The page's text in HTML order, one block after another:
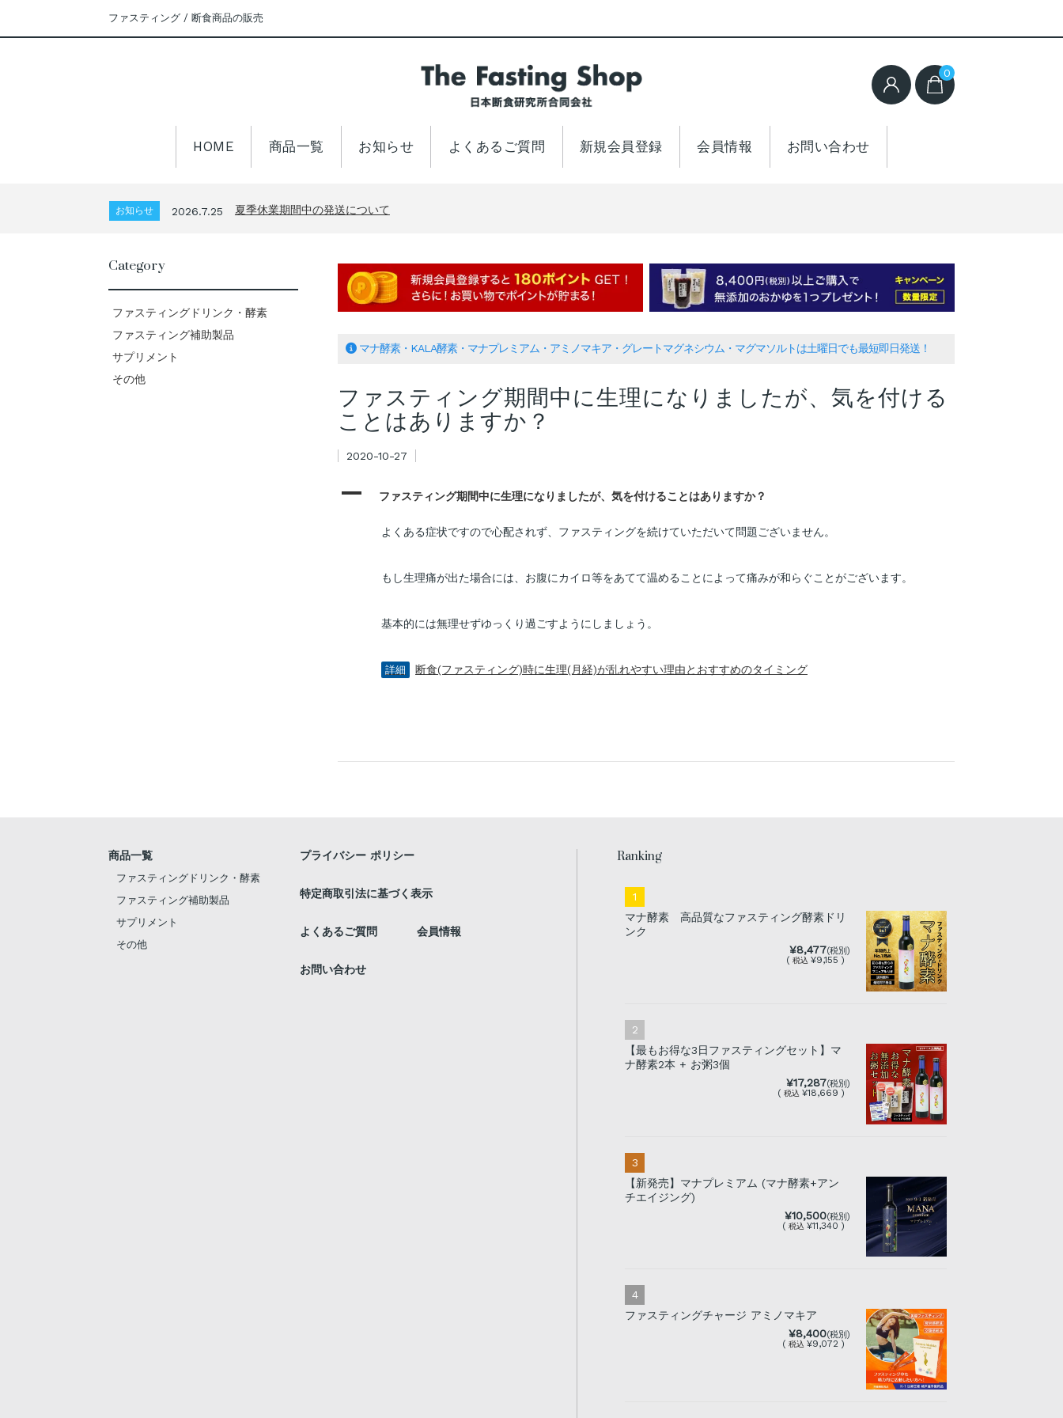
ファスティング / 断食商品の販売
0
HOME 商品一覧 お知らせ よくあるご質問 新規会員登録 会員情報 お問い合わせ
2026.7.25 夏季休業期間中の発送について
お知らせ 2026.7.25 夏季休業期間中の発送について
マナ酵素・KALA酵素・マナプレミアム・アミノマキア・グレートマグネシウム・マグマソルトは土曜日でも最短即日発送！
ファスティング期間中に生理になりましたが、気を付ける
ことはありますか？
2020-10-27
A ファスティング期間中に生理になりましたが、気を付けることはありますか？
よくある症状ですので心配されず、ファスティングを続けていただいて問題ございません。
もし生理痛が出た場合には、お腹にカイロ等をあてて温めることによって痛みが和らぐことがございます。
基本的には無理せずゆっくり過ごすようにしましょう。
断食(ファスティング)時に生理(月経)が乱れやすい理由とおすすめのタイミング
Category
ファスティングドリンク・酵素
ファスティング補助製品
サプリメント
その他
Ranking
マナ酵素 高品質なファスティング酵素ドリ
ンク
¥8,477(税別)
( 税込 ¥9,155 )
【最もお得な3日ファスティングセット】マ
ナ酵素2本 + お粥3個
¥17,287(税別)
( 税込 ¥18,669 )
【新発売】マナプレミアム (マナ酵素+アン
チエイジング)
¥10,500(税別)
( 税込 ¥11,340 )
ファスティングチャージ アミノマキア
¥8,400(税別)
( 税込 ¥9,072 )
商品一覧
ファスティングドリンク・酵素
ファスティング補助製品
サプリメント
その他
プライバシー ポリシー
特定商取引法に基づく表示
よくあるご質問 会員情報
お問い合わせ